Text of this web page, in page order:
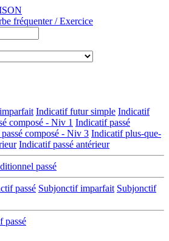
fréquenter / Exercice
Indicatif futur simple Indicatif
composé - Niv 1 Indicatif passé
composé - Niv 3 Indicatif plus-que-
Indicatif passé antérieur
passé
passé Subjonctif imparfait Subjonctif
passé